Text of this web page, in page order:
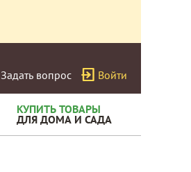
Задать вопрос Войти
КУПИТЬ ТОВАРЫ
ДЛЯ ДОМА И САДА